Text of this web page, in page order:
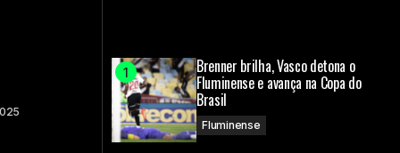
Brenner brilha, Vasco detona o
Fluminense e avança na Copa do
Brasil
Fluminense